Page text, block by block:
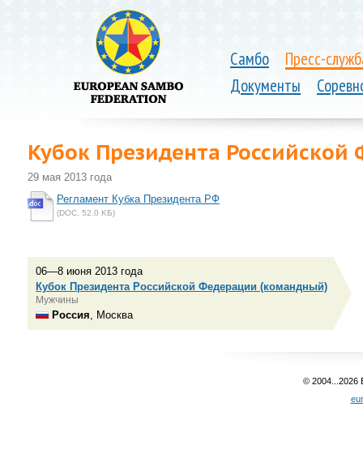
Самбо
Пресс-
Документы
Кубок Президента
29 мая 2013 года
Регламент Кубка Президента РФ
(DOC, 52.0 KБ)
06—8 июня 2013 года
Кубок Президента Российской Федерации (командный)
Мужчины
Россия , Москва
© 2004...2026